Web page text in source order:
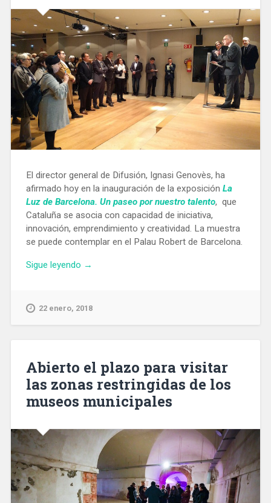
El director general de Difusión, Ignasi Genovès, ha
afirmado hoy en la inauguración de la exposición La
Luz de Barcelona. Un paseo por nuestro talento, que
Cataluña se asocia con capacidad de iniciativa,
innovación, emprendimiento y creatividad. La muestra
se puede contemplar en el Palau Robert de Barcelona.
Sigue leyendo «Inaugurada
Palau
a
los
genios
→
22 enero, 2018
Abierto el plazo para visitar
las zonas restringidas de los
museos municipales